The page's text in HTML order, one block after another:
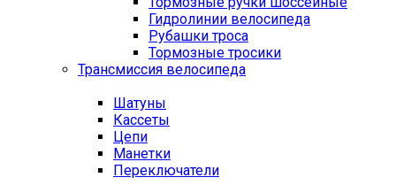
Гидролинии велосипеда
Рубашки троса
Тормозные тросики
Трансмиссия велосипеда
Шатуны
Кассеты
Цепи
Манетки
Переключатели